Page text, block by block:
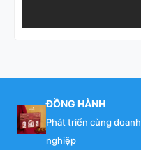
ĐỒNG HÀNH
Phát triển cùng doanh
nghiệp